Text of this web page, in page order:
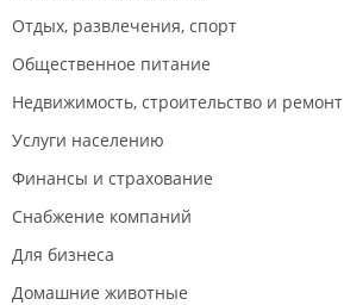
Отдых, развлечения, спорт
Общественное питание
Недвижимость, строительство и ремонт
Услуги населению
Финансы и страхование
Снабжение компаний
Для бизнеса
Домашние животные